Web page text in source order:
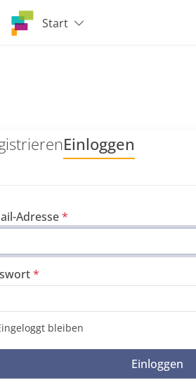
Start
Einloggen
Adresse
bleiben